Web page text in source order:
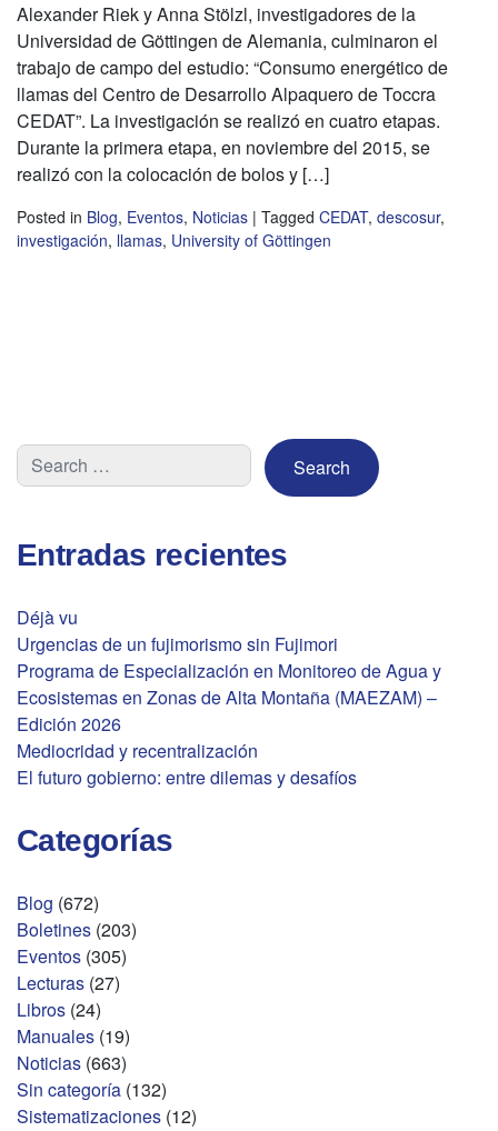
Alexander Riek y Anna Stölzl, investigadores de la
Universidad de Göttingen de Alemania, culminaron el
trabajo de campo del estudio: “Consumo energético de
llamas del Centro de Desarrollo Alpaquero de Toccra
CEDAT”. La investigación se realizó en cuatro etapas.
Durante la primera etapa, en noviembre del 2015, se
realizó con la colocación de bolos y […]
Posted in Blog, Eventos, Noticias | Tagged CEDAT, descosur,
investigación, llamas, University of Göttingen
Entradas recientes
Déjà vu
Urgencias de un fujimorismo sin Fujimori
Programa de Especialización en Monitoreo de Agua y
Ecosistemas en Zonas de Alta Montaña (MAEZAM) –
Edición 2026
Mediocridad y recentralización
El futuro gobierno: entre dilemas y desafíos
Categorías
Blog (672)
Boletines (203)
Eventos (305)
Lecturas (27)
Libros (24)
Manuales (19)
Noticias (663)
Sin categoría (132)
Sistematizaciones (12)